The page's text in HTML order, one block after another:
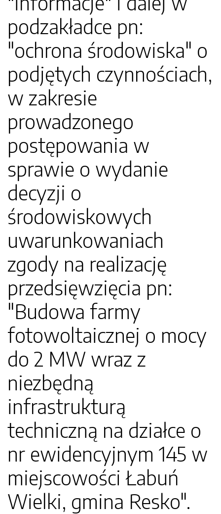
podzakładce pn:
"ochrona środowiska" o
podjętych czynnościach,
w zakresie
prowadzonego
postępowania w
sprawie o wydanie
decyzji o
środowiskowych
uwarunkowaniach
zgody na realizację
przedsięwzięcia pn:
"Budowa farmy
fotowoltaicznej o mocy
do 2 MW wraz z
niezbędną
infrastrukturą
techniczną na działce o
nr ewidencyjnym 145 w
miejscowości Łabuń
Wielki, gmina Resko".